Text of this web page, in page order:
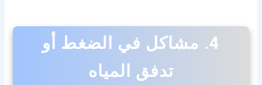
4. مشاكل في الضغط أو
تدفق المياه